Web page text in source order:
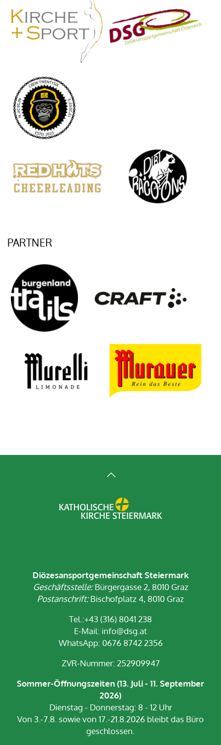
PARTNER
Diözesansportgemeinschaft Steiermark
Geschäftsstelle:Bürgergasse 2, 8010 Graz
Postanschrift:Bischofplatz 4, 8010 Graz
Tel.:+43 (316) 8041 238
E-Mail: info@dsg.at
WhatsApp: 0676 8742 2356
ZVR-Nummer: 252909947
Sommer-Öffnungszeiten (13. Juli - 11. September
2026)
Dienstag - Donnerstag: 8 - 12 Uhr
Von 3.-7.8. sowie von 17.-21.8.2026 bleibt das Büro
geschlossen.